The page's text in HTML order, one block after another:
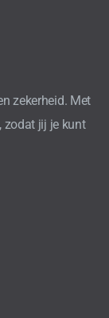
zekerheid. Met
zodat jij je kunt